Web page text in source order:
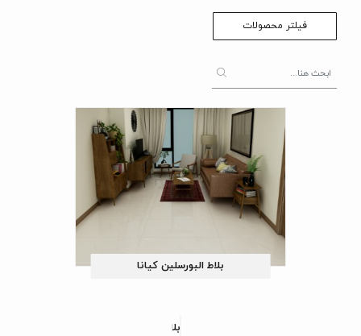
فیلتر محصولات
بلاط البورسلین کیانا
بلاط البورسلین جوهانسبرک